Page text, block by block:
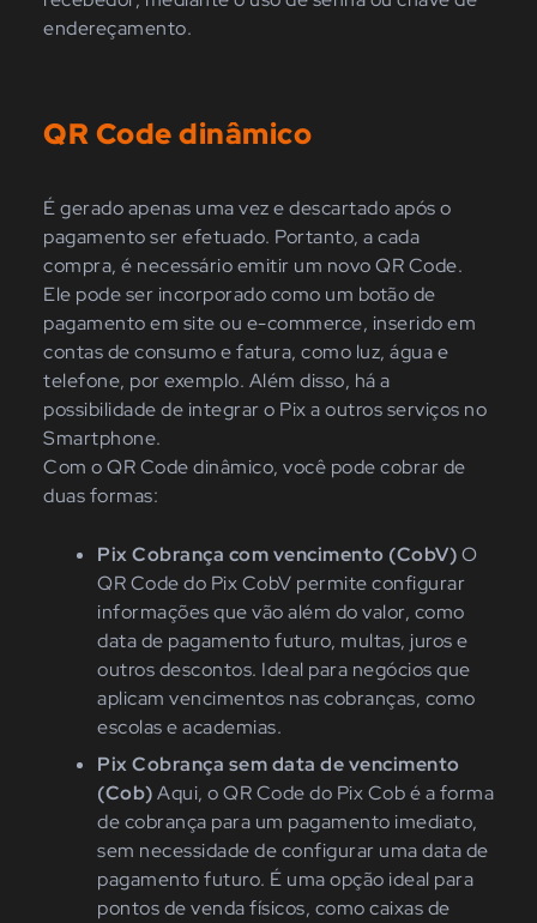
endereçamento.
QR Code dinâmico
É gerado apenas uma vez e descartado após o
pagamento ser efetuado. Portanto, a cada
compra, é necessário emitir um novo QR Code.
Ele pode ser incorporado como um botão de
pagamento em site ou e-commerce, inserido em
contas de consumo e fatura, como luz, água e
telefone, por exemplo. Além disso, há a
possibilidade de integrar o Pix a outros serviços no
Smartphone.
Com o QR Code dinâmico, você pode cobrar de
duas formas:
Pix Cobrança com vencimento (CobV)O
QR Code do Pix CobV permite configurar
informações que vão além do valor, como
data de pagamento futuro, multas, juros e
outros descontos. Ideal para negócios que
aplicam vencimentos nas cobranças, como
escolas e academias.
Pix Cobrança sem data de vencimento
(Cob)Aqui, o QR Code do Pix Cob é a forma
de cobrança para um pagamento imediato,
sem necessidade de configurar uma data de
pagamento futuro. É uma opção ideal para
pontos de venda físicos, como caixas de